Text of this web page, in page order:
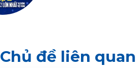
Chủ đề liên quan